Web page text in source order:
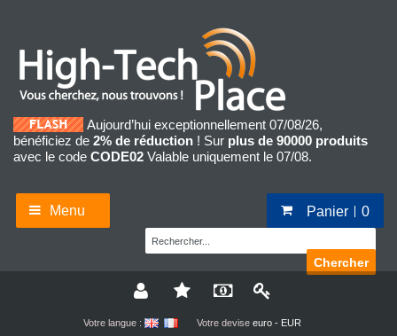
Aujourd’hui exceptionnellement 07/08/26,
bénéficiez de 2% de réduction ! Sur plus de 90000 produits
avec le code CODE02 Valable uniquement le 07/08.
Menu Panier 0
Chercher
Votre langue : Votre devise euro - EUR